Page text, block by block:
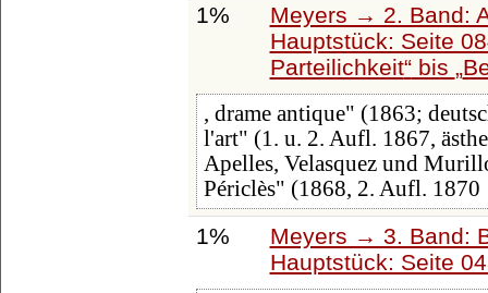
1%
Meyers → 2. Band:
Hauptstück: Seite
Parteilichkeit bis
, drame antique" (1863;
l'art" (1. u. 2. Aufl. 1867,
Apelles, Velasquez und
Périclès" (1868, 2. Aufl. 1870
1%
Meyers → 3. Band:
Hauptstück: Seite